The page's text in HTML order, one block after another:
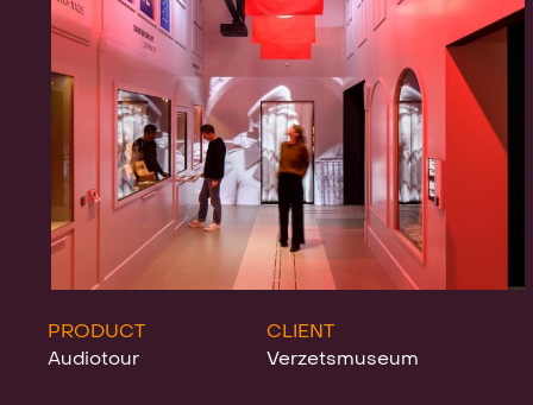
Projecten
Nieuws
Klanten &
PRODUCT
Audiotour
CLIENT
Verzetsmuseum